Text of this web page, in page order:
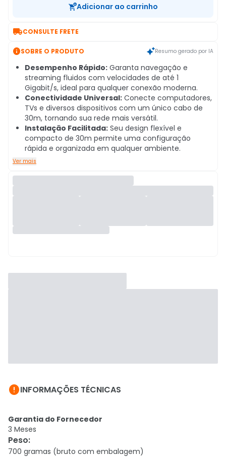
Adicionar ao carrinho
CONSULTE FRETE
SOBRE O PRODUTO Resumo gerado por IA
Desempenho Rápido: Garanta navegação e
streaming fluidos com velocidades de até 1
Gigabit/s, ideal para qualquer conexão moderna.
Conectividade Universal: Conecte computadores,
TVs e diversos dispositivos com um único cabo de
30m, tornando sua rede mais versátil.
Instalação Facilitada: Seu design flexível e
compacto de 30m permite uma configuração
rápida e organizada em qualquer ambiente.
Ver mais
INFORMAÇÕES TÉCNICAS
Garantia do Fornecedor
3 Meses
Peso:
700 gramas (bruto com embalagem)